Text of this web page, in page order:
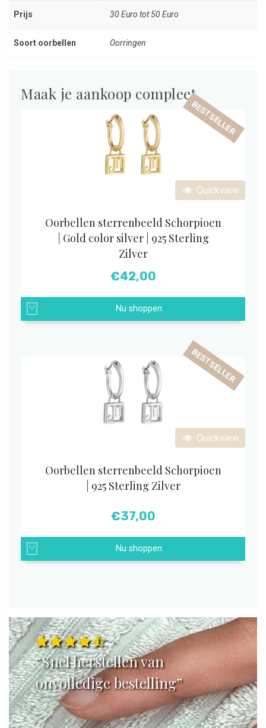
Prijs 30 Euro tot 50 Euro
Soort oorbellen Oorringen
Maak je aankoop compleet
Quickview
BESTSELLER
Oorbellen sterrenbeeld Schorpioen
| Gold color silver | 925 Sterling
Zilver
€42,00
Nu shoppen
Quickview
BESTSELLER
Oorbellen sterrenbeeld Schorpioen
| 925 Sterling Zilver
€37,00
Nu shoppen
“Snel herstellen van
onvolledige bestelling”